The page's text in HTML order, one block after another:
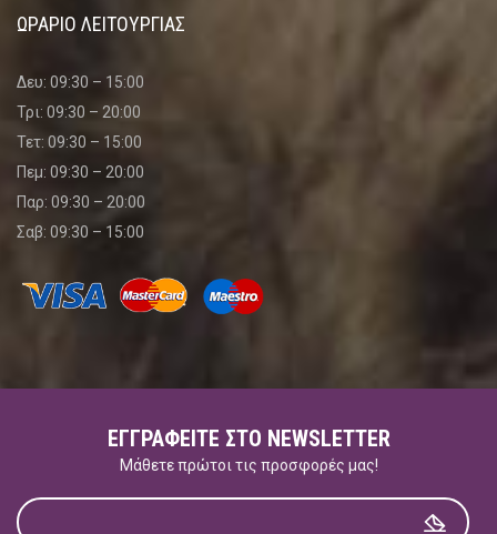
ΩΡΑΡΙΟ ΛΕΙΤΟΥΡΓΙΑΣ
Δευ: 09:30 – 15:00
Τρι: 09:30 – 20:00
Τετ: 09:30 – 15:00
Πεμ: 09:30 – 20:00
Παρ: 09:30 – 20:00
Σαβ: 09:30 – 15:00
ΕΓΓΡΑΦΕΊΤΕ ΣΤΟ NEWSLETTER
Μάθετε πρώτοι τις προσφορές μας!